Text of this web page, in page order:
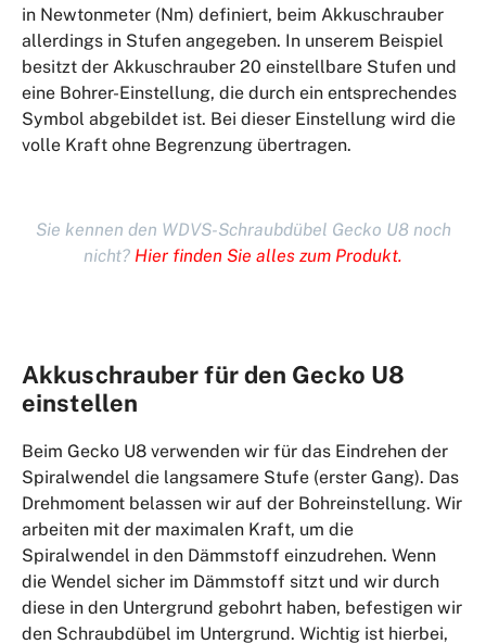
in Newtonmeter (Nm) definiert, beim Akkuschrauber
allerdings in Stufen angegeben. In unserem Beispiel
besitzt der Akkuschrauber 20 einstellbare Stufen und
eine Bohrer-Einstellung, die durch ein entsprechendes
Symbol abgebildet ist. Bei dieser Einstellung wird die
volle Kraft ohne Begrenzung übertragen.
Sie kennen den WDVS-Schraubdübel Gecko U8 noch
nicht? Hier finden Sie alles zum Produkt.
Akkuschrauber für den Gecko U8
einstellen
Beim Gecko U8 verwenden wir für das Eindrehen der
Spiralwendel die langsamere Stufe (erster Gang). Das
Drehmoment belassen wir auf der Bohreinstellung. Wir
arbeiten mit der maximalen Kraft, um die
Spiralwendel in den Dämmstoff einzudrehen. Wenn
die Wendel sicher im Dämmstoff sitzt und wir durch
diese in den Untergrund gebohrt haben, befestigen wir
den Schraubdübel im Untergrund. Wichtig ist hierbei,